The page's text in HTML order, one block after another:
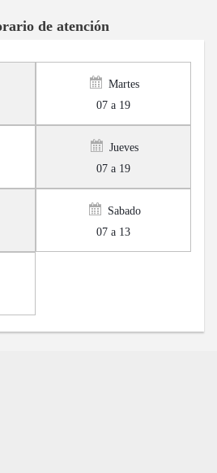
de atención
Martes
07 a 19
Jueves
07 a 19
Sabado
07 a 13